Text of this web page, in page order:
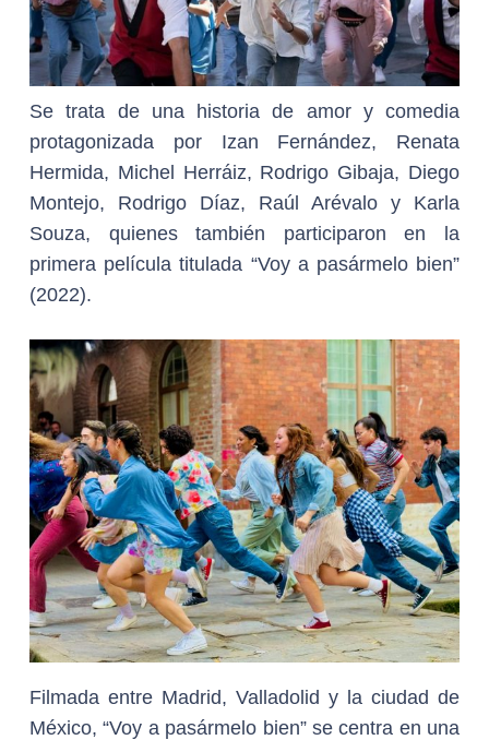
Se trata de una historia de amor y comedia
protagonizada por Izan Fernández, Renata
Hermida, Michel Herráiz, Rodrigo Gibaja, Diego
Montejo, Rodrigo Díaz, Raúl Arévalo y Karla
Souza, quienes también participaron en la
primera película titulada “Voy a pasármelo bien”
(2022).
Filmada entre Madrid, Valladolid y la ciudad de
México, “Voy a pasármelo bien” se centra en una